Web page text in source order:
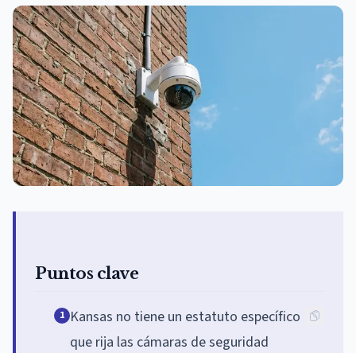
Puntos clave
1 Kansas no tiene un estatuto específico
que rija las cámaras de seguridad